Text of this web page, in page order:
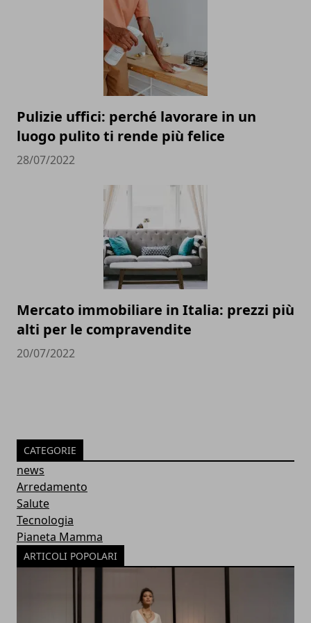
Pulizie uffici: perché lavorare in un
luogo pulito ti rende più felice
28/07/2022
Mercato immobiliare in Italia: prezzi più
alti per le compravendite
20/07/2022
CATEGORIE
news
Arredamento
Salute
Tecnologia
Pianeta Mamma
ARTICOLI POPOLARI